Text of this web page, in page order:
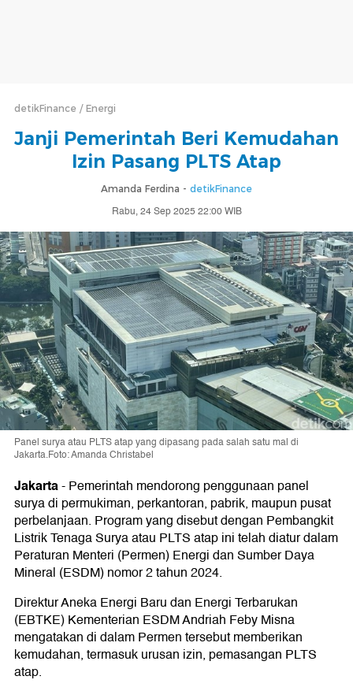
detikFinance Energi
Janji Pemerintah Beri Kemudahan
Izin Pasang PLTS Atap
Amanda Ferdina - detikFinance
Rabu, 24 Sep 2025 22:00 WIB
Panel surya atau PLTS atap yang dipasang pada salah satu mal di
Jakarta.Foto: Amanda Christabel
Jakarta-Pemerintah mendorong penggunaan panel
surya di permukiman, perkantoran, pabrik, maupun pusat
perbelanjaan. Program yang disebut dengan Pembangkit
Listrik Tenaga Surya atau PLTS atap ini telah diatur dalam
Peraturan Menteri (Permen) Energi dan Sumber Daya
Mineral (ESDM) nomor 2 tahun 2024.
Direktur Aneka Energi Baru dan Energi Terbarukan
(EBTKE) Kementerian ESDM Andriah Feby Misna
mengatakan di dalam Permen tersebut memberikan
kemudahan, termasuk urusan izin, pemasangan PLTS
atap.